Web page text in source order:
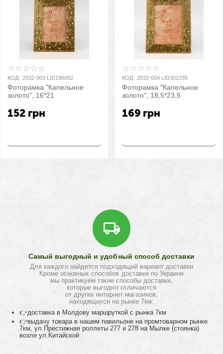
КОД: 2032-003 LID196062
Фоторамка "Капельное
золото", 16*21
152 грн
КОД: 2032-004 LID302335
Фоторамка "Капельное
золото", 18,5*23,5
169 грн
Самый выгодный и удобный способ доставки
Для каждого найдется подходящий вариант доставки
Кроме основных способов доставки по Украине
мы практикуем такие способы доставки,
которые выгодно отличаются
от других интернет магазинов,
находящихся на рынке 7км:
👉доставка в Молдову маршруткой с рынка 7км
👉выдачу товара в нашем павильоне на промтоварном рынке
7км, ул.Престижная роллеты 277 и 278 на Мылке (стоянка)
возле ул.Китайской